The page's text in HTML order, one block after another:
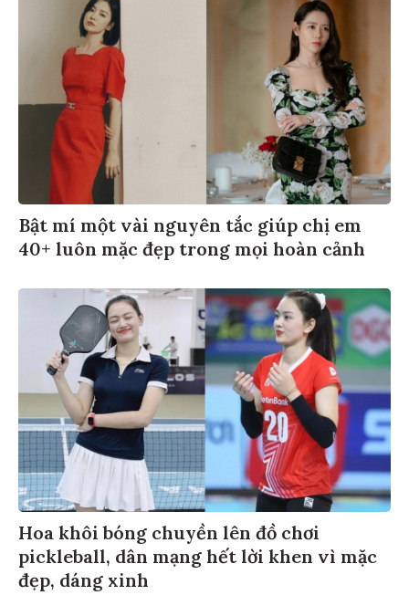
Bật mí một vài nguyên tắc giúp chị em
40+ luôn mặc đẹp trong mọi hoàn cảnh
Hoa khôi bóng chuyền lên đồ chơi
pickleball, dân mạng hết lời khen vì mặc
đẹp, dáng xinh